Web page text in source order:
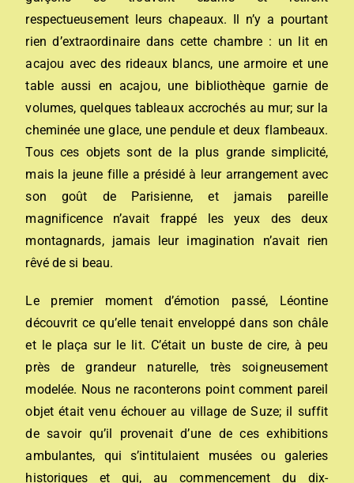
respectueusement leurs chapeaux. Il n’y a pourtant
rien d’extraordinaire dans cette chambre : un lit en
acajou avec des rideaux blancs, une armoire et une
table aussi en acajou, une bibliothèque garnie de
volumes, quelques tableaux accrochés au mur; sur la
cheminée une glace, une pendule et deux flambeaux.
Tous ces objets sont de la plus grande simplicité,
mais la jeune fille a présidé à leur arrangement avec
son goût de Parisienne, et jamais pareille
magnificence n’avait frappé les yeux des deux
montagnards, jamais leur imagination n’avait rien
rêvé de si beau.
Le premier moment d’émotion passé, Léontine
découvrit ce qu’elle tenait enveloppé dans son châle
et le plaça sur le lit. C’était un buste de cire, à peu
près de grandeur naturelle, très soigneusement
modelée. Nous ne raconterons point comment pareil
objet était venu échouer au village de Suze; il suffit
de savoir qu’il provenait d’une de ces exhibitions
ambulantes, qui s’intitulaient musées ou galeries
historiques et qui, au commencement du dix-